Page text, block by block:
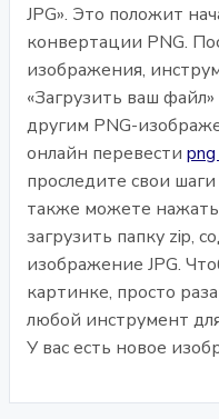
JPG». Это положит
конвертации PNG.
изображения,
«Загрузить ваш
другим PNG-
онлайн перевести
проследите свои
также можете нажать
загрузить папку zip,
изображение JPG.
картинке, просто
любой инструмент
У вас есть новое